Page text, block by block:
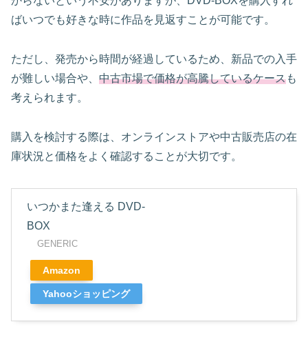
ばいつでも好きな時に作品を見返すことが可能です。
ただし、発売から時間が経過しているため、新品での入手
が難しい場合や、 中古市場で価格が高騰しているケースも
考えられます。
購入を検討する際は、オンラインストアや中古販売店の在
庫状況と価格をよく確認することが大切です。
いつかまた逢える DVD-
BOX
GENERIC
Amazon
Yahooショッピング